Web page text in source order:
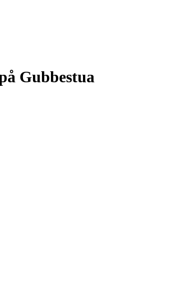
Gubbestua